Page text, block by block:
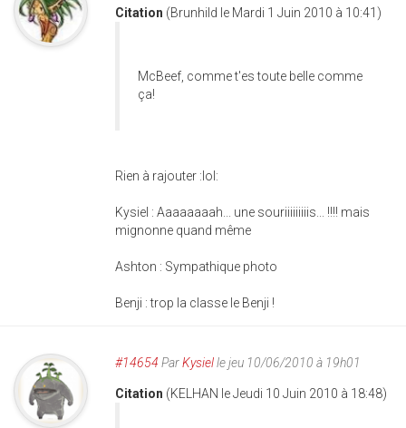
Citation (Brunhild le Mardi 1 Juin 2010 à 10:41)
McBeef, comme t'es toute belle comme
ça!
Rien à rajouter :lol:
Kysiel : Aaaaaaaah... une souriiiiiiiiis... !!!! mais
mignonne quand même
Ashton : Sympathique photo
Benji : trop la classe le Benji !
#14654 ParKysielle jeu 10/06/2010 à 19h01
Citation (KELHAN le Jeudi 10 Juin 2010 à 18:48)